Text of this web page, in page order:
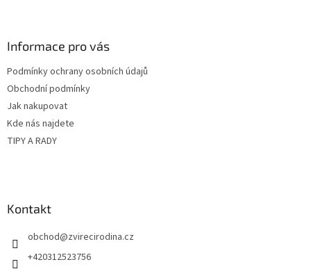
Informace pro vás
Podmínky ochrany osobních údajů
Obchodní podmínky
Jak nakupovat
Kde nás najdete
TIPY A RADY
Kontakt
obchod@zvirecirodina.cz
+420312523756